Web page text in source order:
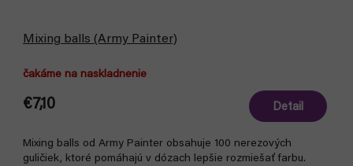
Mixing balls (Army Painter)
čakáme na naskladnenie
€7,10 Detail
Mixing balls od Army Painter obsahuje 100 nerezových
guličiek, ktoré pomáhajú v dózach lepšie rozmiešať farbu.